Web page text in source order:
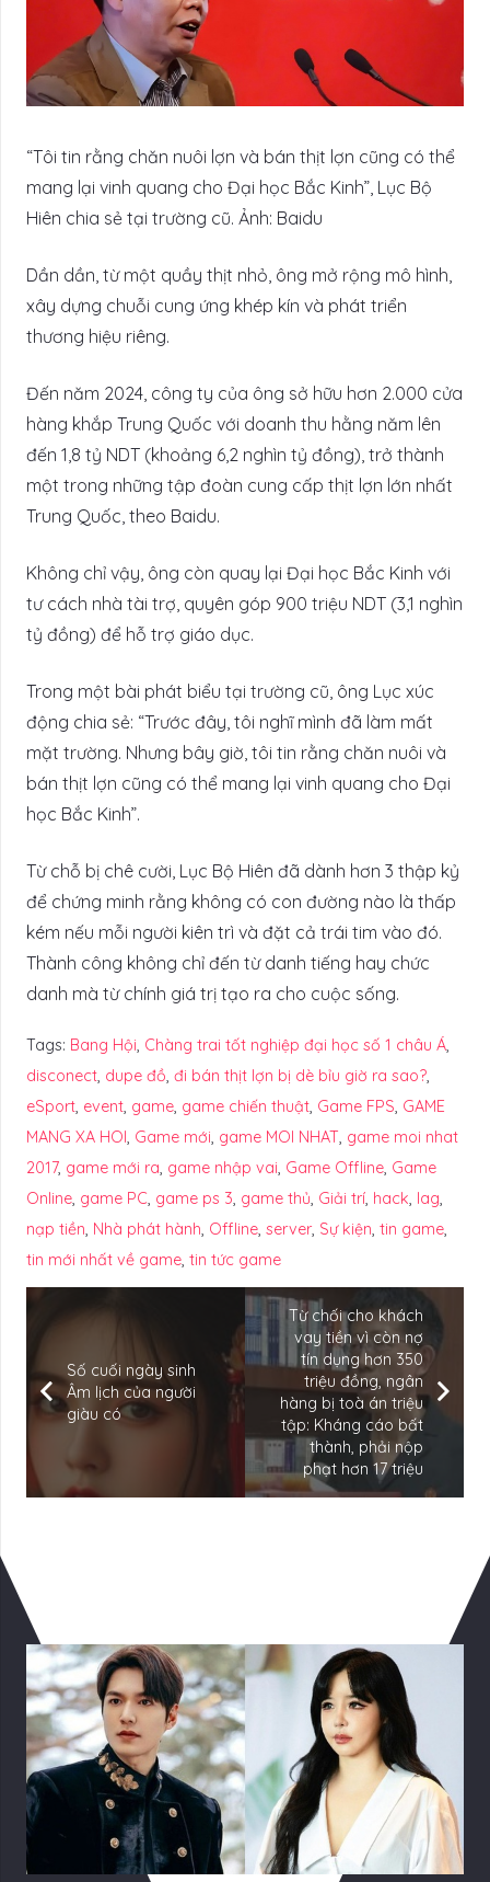
“Tôi tin rằng chăn nuôi lợn và bán thịt lợn cũng có thể
mang lại vinh quang cho Đại học Bắc Kinh”, Lục Bộ
Hiên chia sẻ tại trường cũ. Ảnh: Baidu
Dần dần, từ một quầy thịt nhỏ, ông mở rộng mô hình,
xây dựng chuỗi cung ứng khép kín và phát triển
thương hiệu riêng.
Đến năm 2024, công ty của ông sở hữu hơn 2.000 cửa
hàng khắp Trung Quốc với doanh thu hằng năm lên
đến 1,8 tỷ NDT (khoảng 6,2 nghìn tỷ đồng), trở thành
một trong những tập đoàn cung cấp thịt lợn lớn nhất
Trung Quốc, theo Baidu.
Không chỉ vậy, ông còn quay lại Đại học Bắc Kinh với
tư cách nhà tài trợ, quyên góp 900 triệu NDT (3,1 nghìn
tỷ đồng) để hỗ trợ giáo dục.
Trong một bài phát biểu tại trường cũ, ông Lục xúc
động chia sẻ: “Trước đây, tôi nghĩ mình đã làm mất
mặt trường. Nhưng bây giờ, tôi tin rằng chăn nuôi và
bán thịt lợn cũng có thể mang lại vinh quang cho Đại
học Bắc Kinh”.
Từ chỗ bị chê cười, Lục Bộ Hiên đã dành hơn 3 thập kỷ
để chứng minh rằng không có con đường nào là thấp
kém nếu mỗi người kiên trì và đặt cả trái tim vào đó.
Thành công không chỉ đến từ danh tiếng hay chức
danh mà từ chính giá trị tạo ra cho cuộc sống.
Tags: Bang Hội, Chàng trai tốt nghiệp đại học số 1 châu Á,
disconect, dupe đồ, đi bán thịt lợn bị dè bỉu giờ ra sao?,
eSport, event, game, game chiến thuật, Game FPS, GAME
MANG XA HOI, Game mới, game MOI NHAT, game moi nhat
2017, game mới ra, game nhập vai, Game Offline, Game
Online, game PC, game ps 3, game thủ, Giải trí, hack, lag,
nạp tiền, Nhà phát hành, Offline, server, Sự kiện, tin game,
tin mới nhất về game, tin tức game
Số cuối ngày sinh
Âm lịch của người
giàu có
Từ chối cho khách
vay tiền vì còn nợ
tín dụng hơn 350
triệu đồng, ngân
hàng bị toà án triệu
tập: Kháng cáo bất
thành, phải nộp
phạt hơn 17 triệu